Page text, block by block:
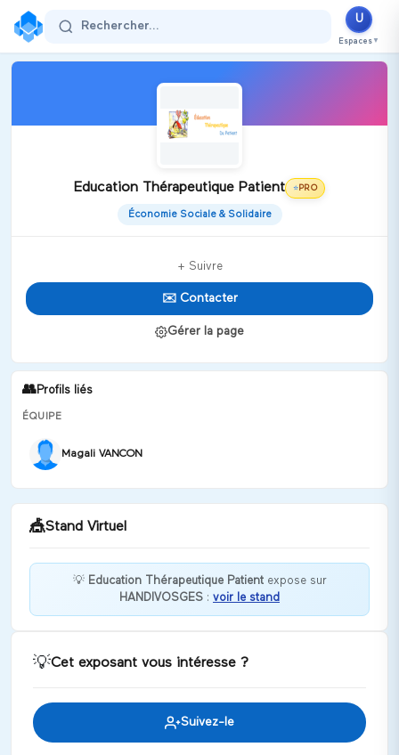
Rechercher...
U
Espaces ▼
Education Thérapeutique Patient ⭐ PRO
Économie Sociale & Solidaire
+ Suivre
✉️ Contacter
Gérer la page
👥Profils liés
ÉQUIPE
Magali VANCON
🎪Stand Virtuel
💡 Education Thérapeutique Patientexpose sur
HANDIVOSGES : voir le stand
💡Cet exposant vous intéresse ?
Suivez-le